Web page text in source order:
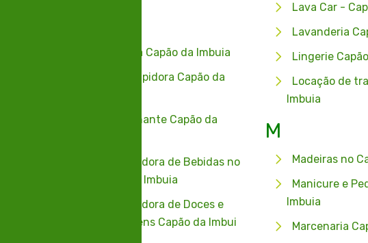
Dentista Capão da Imbuia
Desentupidora Capão da
Despachante Capão da
Distribuidora de Bebidas no
Capão da Imbuia
Distribuidora de Doces e
Embalagens Capão da Imbui
Lava Car -
Lavanderia
Lingerie
Locação de
Imbuia
M
Madeiras no
Manicure e
Imbuia
Marcenaria